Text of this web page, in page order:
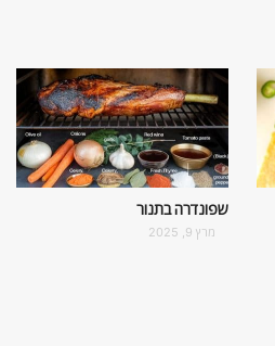
שפונדרה בתנור
מרץ 9, 2025